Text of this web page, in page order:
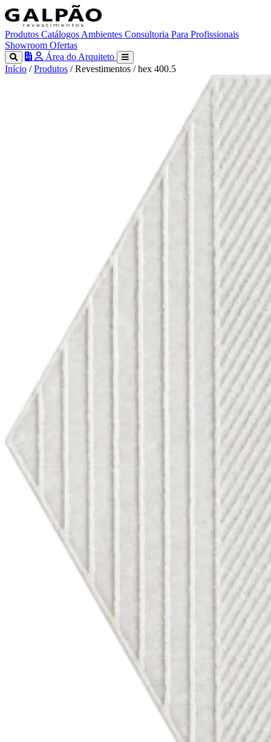
Produtos Catálogos Ambientes Consultoria Para Profissionais
Showroom Ofertas
Área do Arquiteto
Início / Produtos / Revestimentos / hex 400.5